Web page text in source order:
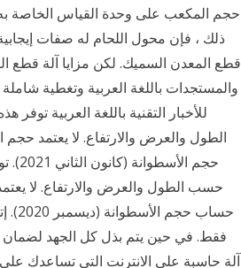
حجم المكعب على وحدة القياس الخاصة به.
ذلك ، فإن محول اللحام له صفات
قطع المعدن السميك. لكن مزايا آلة قطع
والمستجدات باللغة العربية وتغطية شاملة
للأخبار التقنية باللغة العربية
الطول والعرض والارتفاع. لا يعتمد
حجم
حسب الطول والعرض والارتفاع. لا
فقط. في حين يتم بذل كل الجهد لضمان
آلة حاسبة على الانترنت التي تساعدك